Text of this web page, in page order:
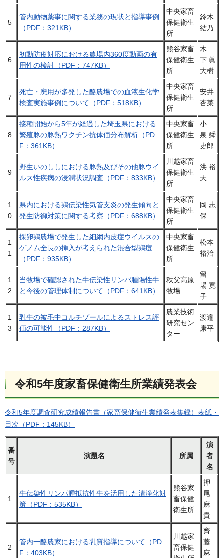
5
管内動物薬事に関する業務の現状と指導事例
（PDF：321KB）
中央家畜
保健衛生
所
鈴木
結乃
6
初動防疫対応における農場内360度動画の有
用性の検討（PDF：747KB）
熊谷家畜
保健衛生
所
木
下 眞
大樹
7
死亡・廃用が多発した酪農場での血液生化学
検査実施事例について（PDF：518KB）
中央家畜
保健衛生
所
安井
杏菜
8
接種開始から5年が経過した埼玉県における
繁殖豚の豚熱ワクチン抗体価分布解析（PD
F：361KB）
中央家畜
保健衛生
所
小
泉 舜
史郎
9
野生いのししにおける豚熱及びその他豚ウイ
ルス性疾病の浸潤状況調査（PDF：833KB）
川越家畜
保健衛生
所
洪 裕
天
1
0
県内における鶏伝染性気管支炎の発生傾向と
発生防御対策に関する考察（PDF：688KB）
中央家畜
保健衛生
所
岡 志
保
1
1
採卵鶏農場で発生した細網内皮症ウイルスの
ゲノム全長の挿入が考えられた混合型鶏痘
（PDF：935KB）
中央家畜
保健衛生
所
松本
裕治
1
2
当牧場で確認された牛伝染性リンパ腫陽性牛
と今後の管理体制について（PDF：641KB）
秩父高原
牧場
留
場 寛
子
1
3
乳牛の被毛中コルチゾールによるストレス評
価の可能性（PDF：287KB）
農業技術
研究セン
ター
渡邉
康平
令和5年度家畜保健衛生所業績発表会
令和5年度調査研究成績報告書（家畜保健衛生業績発表集録）表紙・
目次（PDF：145KB）
番
号
演題名 所属
演
者
名
1
牛伝染性リンパ腫抵抗性牛を活用した清浄化対
策（PDF：535KB）
熊谷家
畜保健
衛生所
押
尾
麻
貴
2
管内一酪農家における乳質指導について（PD
F：403KB）
川越家
畜保健
齊
藤
麻